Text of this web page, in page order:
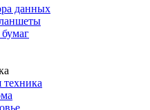
данных
техника